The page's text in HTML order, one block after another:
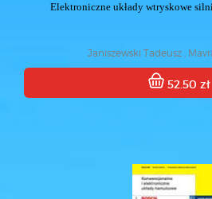
Elektroniczne układy wtryskowe
Janiszewski Tadeusz ,
52.50 zł